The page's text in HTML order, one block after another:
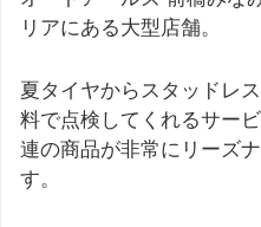
リアにある大型店舗。
夏タイヤからスタッドレ
料で点検してくれるサー
連の商品が非常にリーズ
す。